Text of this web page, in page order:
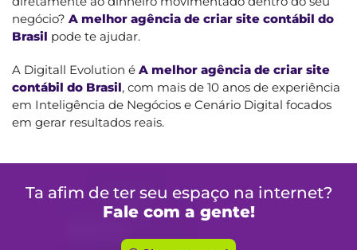
negócio? A melhor agência de criar site contábil do
Brasil pode te ajudar.
A Digitall Evolution é A melhor agência de criar site
contábil do Brasil, com mais de 10 anos de experiência
em Inteligência de Negócios e Cenário Digital focados
em gerar resultados reais.
Ta afim de ter seu espaço na internet?
Fale com a gente!